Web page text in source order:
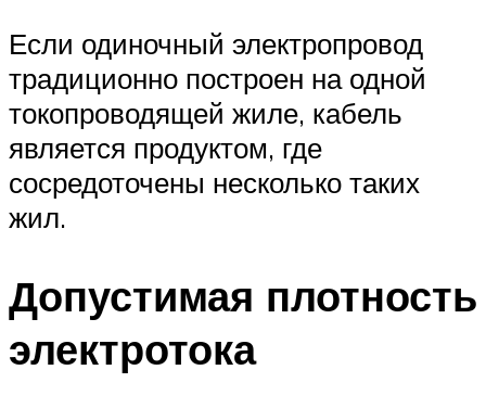
Если одиночный электропровод
традиционно построен на одной
токопроводящей жиле, кабель
является продуктом, где
сосредоточены несколько таких
жил.
Допустимая плотность
электротока